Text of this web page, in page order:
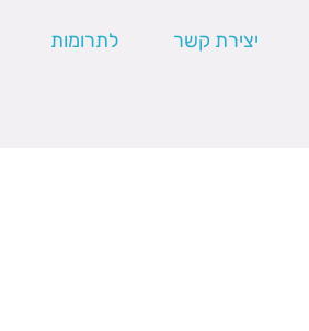
יצירת קשר לתרומות